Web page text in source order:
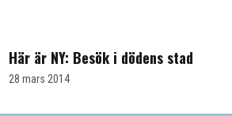
Här är NY: Besök i dödens stad
28 mars 2014